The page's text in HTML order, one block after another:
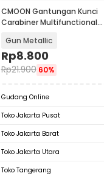
CMOON Gantungan Kunci
Carabiner Multifunctional
Gun Metallic
Rp8.800
Rp21.900 60%
Gudang Online
Toko Jakarta Pusat
Toko Jakarta Barat
Toko Jakarta Utara
Toko Tangerang